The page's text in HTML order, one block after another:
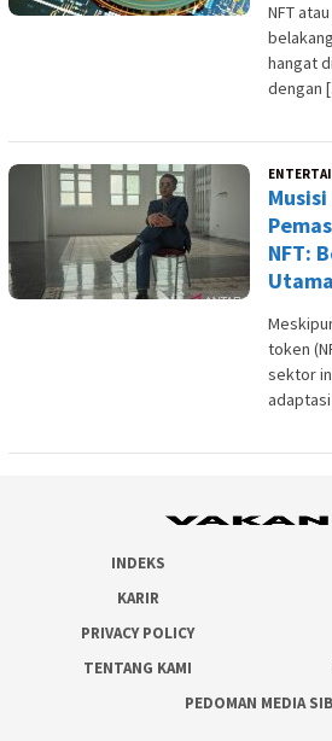
NFT
hangat
dengan
NFT:
Utama
token
sektor
INDEKS
KARIR
PRIVACY POLICY
TENTANG KAMI
PEDOMAN MEDIA